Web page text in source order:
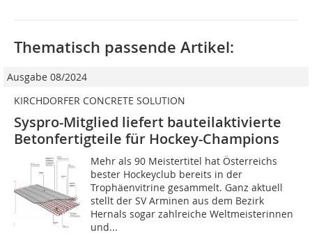
Thematisch passende Artikel:
Ausgabe 08/2024
KIRCHDORFER CONCRETE SOLUTION
Syspro-Mitglied liefert bauteilaktivierte
Betonfertigteile für Hockey-Champions
Mehr als 90 Meistertitel hat Österreichs
bester Hockeyclub bereits in der
Trophäenvitrine gesammelt. Ganz aktuell
stellt der SV Arminen aus dem Bezirk
Hernals sogar zahlreiche Weltmeisterinnen
und...